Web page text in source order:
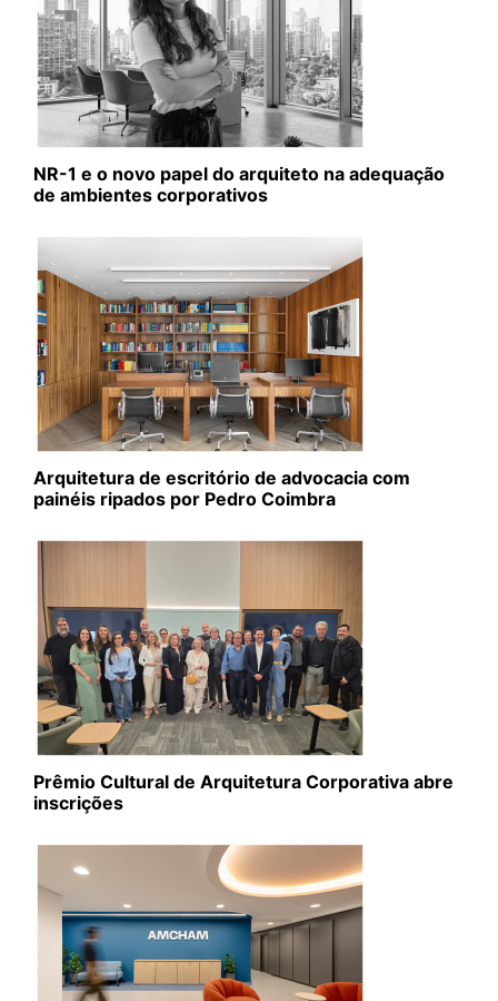
NR-1 e o novo papel do arquiteto na adequação
de ambientes corporativos
Arquitetura de escritório de advocacia com
painéis ripados por Pedro Coimbra
Prêmio Cultural de Arquitetura Corporativa abre
inscrições